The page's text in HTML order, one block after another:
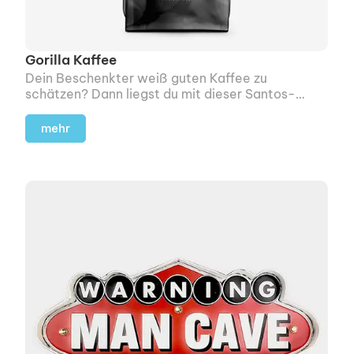
Gorilla Kaffee
Dein Beschenkter weiß guten Kaffee zu
schätzen? Dann liegst du mit dieser Santos-
mehr